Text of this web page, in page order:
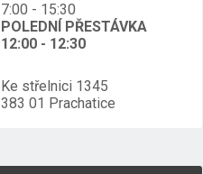
7:00 - 15:30
POLEDNÍ PŘESTÁVKA
12:00 - 12:30
Ke střelnici 1345
383 01 Prachatice